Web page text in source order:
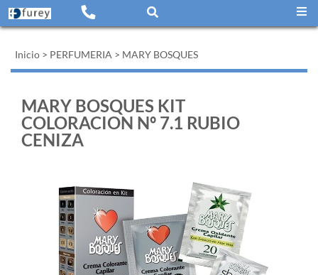
Inicio > PERFUMERIA > MARY BOSQUES
MARY BOSQUES KIT
COLORACION Nº 7.1 RUBIO
CENIZA